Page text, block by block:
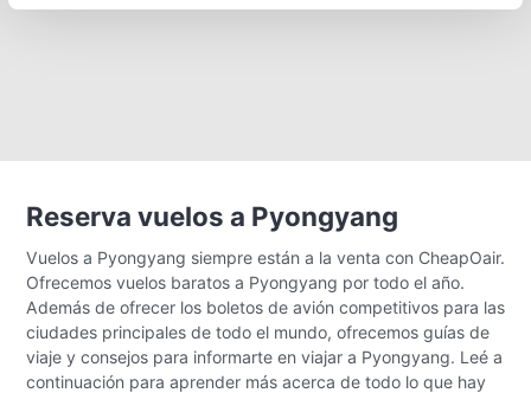
Reserva vuelos a Pyongyang
Vuelos a Pyongyang siempre están a la venta con CheapOair.
Ofrecemos vuelos baratos a Pyongyang por todo el año.
Además de ofrecer los boletos de avión competitivos para las
ciudades principales de todo el mundo, ofrecemos guías de
viaje y consejos para informarte en viajar a Pyongyang. Leé a
continuación para aprender más acerca de todo lo que hay